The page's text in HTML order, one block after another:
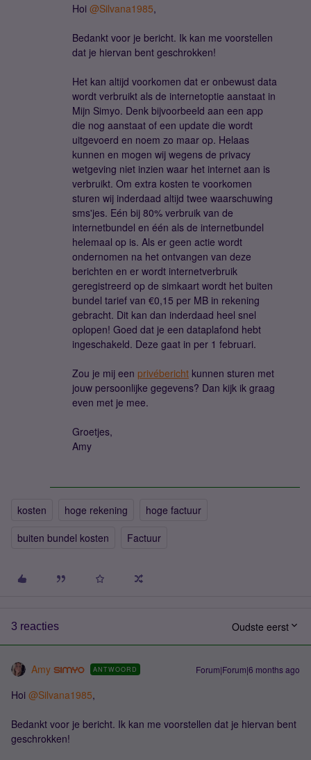
Hoi ​ @Silvana1985,
Bedankt voor je bericht. Ik kan me voorstellen
dat je hiervan bent geschrokken!
Het kan altijd voorkomen dat er onbewust data
wordt verbruikt als de internetoptie aanstaat in
Mijn Simyo. Denk bijvoorbeeld aan een app
die nog aanstaat of een update die wordt
uitgevoerd en noem zo maar op. Helaas
kunnen en mogen wij wegens de privacy
wetgeving niet inzien waar het internet aan is
verbruikt. Om extra kosten te voorkomen
sturen wij inderdaad altijd twee waarschuwing
sms'jes. Eén bij 80% verbruik van de
internetbundel en één als de internetbundel
helemaal op is. Als er geen actie wordt
ondernomen na het ontvangen van deze
berichten en er wordt internetverbruik
geregistreerd op de simkaart wordt het buiten
bundel tarief van €0,15 per MB in rekening
gebracht. Dit kan dan inderdaad heel snel
oplopen! Goed dat je een dataplafond hebt
ingeschakeld. Deze gaat in per 1 februari.
Zou je mij een privébericht kunnen sturen met
jouw persoonlijke gegevens? Dan kijk ik graag
even met je mee.
Groetjes,
Amy
kosten hoge rekening
hoge factuur
buiten bundel kosten
Factuur
3 reacties Oudste eerst
Amy ANTWOORD Forum|Forum|6 months ago
Hoi ​ @Silvana1985,
Bedankt voor je bericht. Ik kan me voorstellen dat je hiervan bent
geschrokken!